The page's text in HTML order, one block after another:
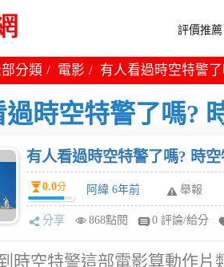
評價推
分類 電影 有人看過時空特警
過時空特警了嗎?
有人看過時空特警了嗎? 時
0.0分 阿緯 6年前 舉報
分享 868點閱 0 評論/給分
時空特警這部電影算動作